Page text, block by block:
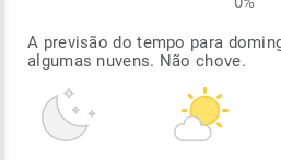
A previsão do tempo para
algumas nuvens. Não chove.